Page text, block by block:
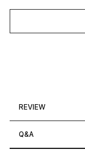
REVIEW
Q&A